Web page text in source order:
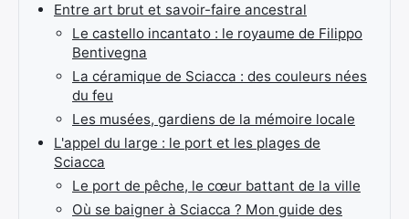
Entre art brut et savoir-faire ancestral
Le castello incantato : le royaume de Filippo
Bentivegna
La céramique de Sciacca : des couleurs nées
du feu
Les musées, gardiens de la mémoire locale
L'appel du large : le port et les plages de
Sciacca
Le port de pêche, le cœur battant de la ville
Où se baigner à Sciacca ? Mon guide des